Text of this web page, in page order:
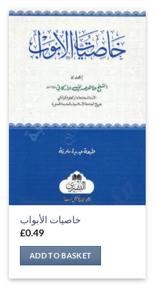
خاصيات الأبواب
£0.49
ADD TO BASKET